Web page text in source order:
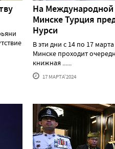
На
Минске Турция
Нурси
В эти дни с 14 по 17
Минске проходит
книжная ......
17 МАРТА'2024